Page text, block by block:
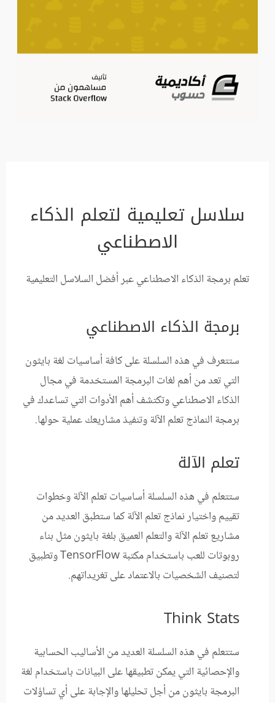
سلاسل تعليمية لتعلم الذكاء
الاصطناعي
تعلم برمجة الذكاء الاصطناعي عبر أفضل السلاسل التعليمية
برمجة الذكاء الاصطناعي
ستتعرف في هذه السلسلة على كافة أساسيات لغة بايثون
التي تعد من أهم لغات البرمجة المستخدمة في مجال
الذكاء الاصطناعي وتكتشف أهم الأدوات التي تساعدك في
برمجة النماذج تعلم الآلة وتنفيذ مشاريعك عملية حولها.
تعلم الآلة
ستتعلم في هذه السلسلة أساسيات تعلم الآلة وخطوات
تقييم واختيار نماذج تعلم الآلة كما ستطبق العديد من
مشاريع تعلم الآلة والتعلم العميق بلغة بايثون مثل بناء
روبوتات للعب باستخدام مكتبة TensorFlow وتطبيق
لتصنيف الشخصيات بالاعتماد على تغريداتهم.
Think Stats
ستتعلم في هذه السلسلة العديد من الأساليب الحسابية
والإحصائية التي يمكن تطبيقها على البيانات باستخدام لغة
البرمجة بايثون من أجل تحليلها والإجابة على أي تساؤلات